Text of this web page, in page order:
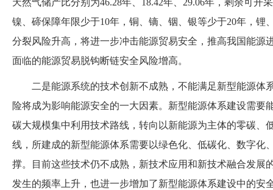
镍、碲保障年限少于10年，铜、镝、铟、银等少于20年，锂
分裂风险升高，将进一步冲击能源贸易安全，推高我国能源
面临的能源贸易脱钩断链安全风险增高。
二是能源系统的技术创新不成熟，不能满足新型能源体
险将成为影响能源安全的一大因素。新型能源体系建设需要
碳大规模集中利用技术路线，转向以新能源为主体的零碳、
线，所建成的新型能源体系需要以绿色化、低碳化、数字化
撑。目前这些技术仍不成熟，新技术应用和新技术融合发展
发生的频率上升，也进一步增加了新型能源体系建设中的安